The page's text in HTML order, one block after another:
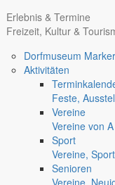
Erlebnis & Termine
Freizeit, Kultur &
Dorfmuseum
Aktivitäten
Feste,
Vereine
Vereine von
Sport
Vereine,
Senioren
Vereine,
Rathaus
14:00 – 18:00 Uhr
14:00 – 17:00 Uhr